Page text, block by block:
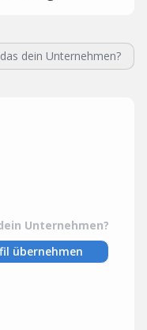
dein Unternehmen?
Unternehmen?
übernehmen